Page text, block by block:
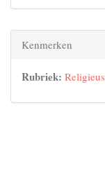
Kenmerken
Rubriek: Religieus